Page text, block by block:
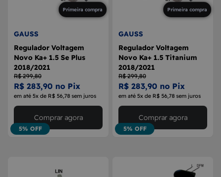
Primeira compra
GAUSS
Regulador Voltagem
Novo Ka+ 1.5 Se Plus
2018/2021
R$ 299,80
R$ 283,90 no Pix
em até 5x de R$ 56,78 sem juros
5% OFF
Comprar agora
Primeira compra
GAUSS
Regulador Voltagem
Novo Ka+ 1.5 Titanium
2018/2021
R$ 299,80
R$ 283,90 no Pix
em até 5x de R$ 56,78 sem juros
5% OFF
Comprar agora